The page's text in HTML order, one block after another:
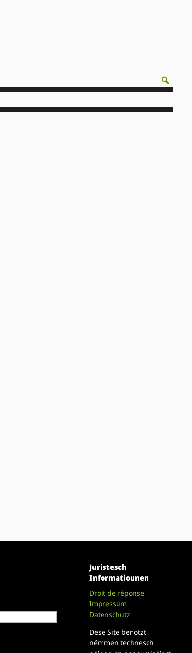
Juristesch
Informatiounen
Droit de réponse
Impressum
Datenschutz
Dëse Site benotzt
nëmmen technesch